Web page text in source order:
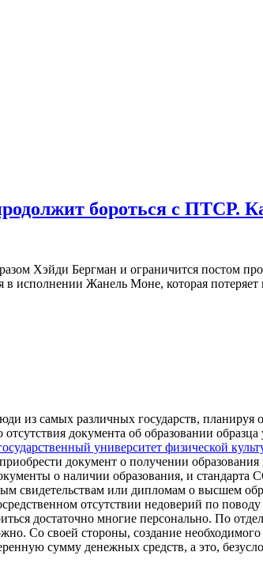
бороться с ПТСР.
Хэйди Бергман и ограничится постом
исполнении Жанель Моне, которая
из самых различных государств, планируя
документа об образовании
университет физической
документ о получении
о наличии образования, и
свидетельствам или дипломам о высшем
отсутствии недоверий по
достаточно многие персонально. По
Со своей стороны, создание
сумму денежных средств, а это,